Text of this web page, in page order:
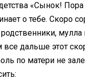
«Сынок!
о тебе. Скоро
дальше этот
по матери не